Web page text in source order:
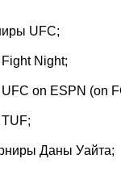
UFC;
Night;
on ESPN (on
Даны Уайта;